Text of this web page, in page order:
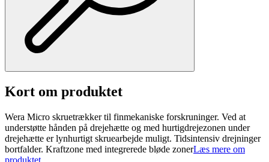
Kort om produktet
Wera Micro skruetrækker til finmekaniske forskruninger. Ved at
understøtte hånden på drejehætte og med hurtigdrejezonen under
drejehætte er lynhurtigt skruearbejde muligt. Tidsintensiv drejninger
bortfalder. Kraftzone med integrerede bløde zonerLæs mere om